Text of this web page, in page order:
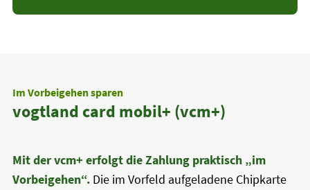
Im Vorbeigehen sparen
vogtland card mobil+ (vcm+)
Mit der vcm+ erfolgt die Zahlung praktisch „im
Vorbeigehen“. Die im Vorfeld aufgeladene Chipkarte